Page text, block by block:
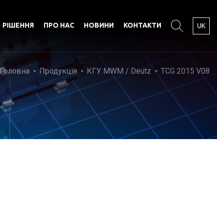
РІШЕННЯ ПРО НАС НОВИНИ КОНТАКТИ UK
Головна Продукція КГУ MWM / Deutz TCG 2015 V08